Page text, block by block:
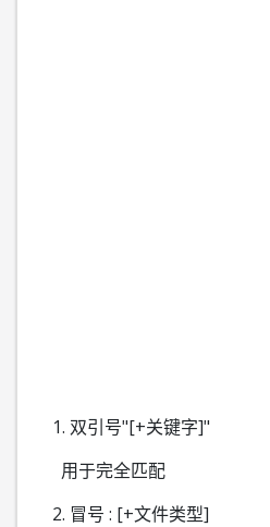
1. 双引号"[+关键字]"
用于完全匹配
2. 冒号 : [+文件类型]